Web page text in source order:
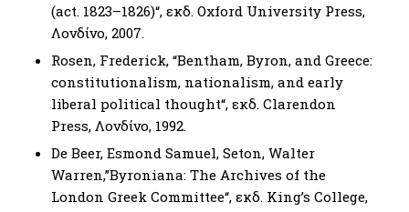
(act. 1823–1826)“, εκδ. Oxford University Press,
Λονδίνο, 2007.
Rosen, Frederick, “Bentham, Byron, and Greece:
constitutionalism, nationalism, and early
liberal political thought“, εκδ. Clarendon
Press, Λονδίνο, 1992.
De Beer, Esmond Samuel, Seton, Walter
Warren,”Byroniana: The Archives of the
London Greek Committee“, εκδ. King’s College,